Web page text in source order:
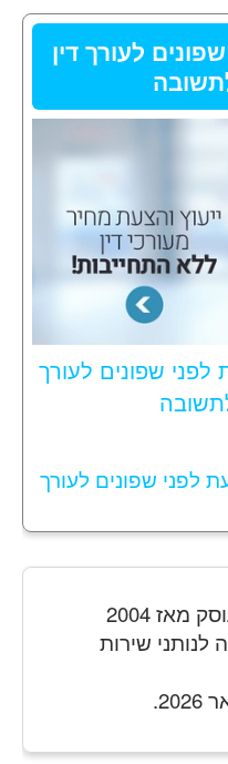
לעורך דין
שפונים לעורך
לפני שפונים לעורך
,עוסק מאז 2004
לנותני שירות